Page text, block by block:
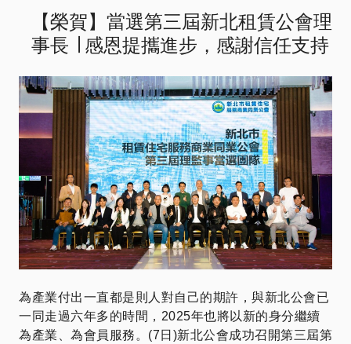
【榮賀】當選第三屆新北租賃公會理
事長 ∣ 感恩提攜進步，感謝信任支持
為產業付出一直都是則人對自己的期許，與新北公會已
一同走過六年多的時間，2025年也將以新的身分繼續
為產業、為會員服務。(7日)新北公會成功召開第三屆第